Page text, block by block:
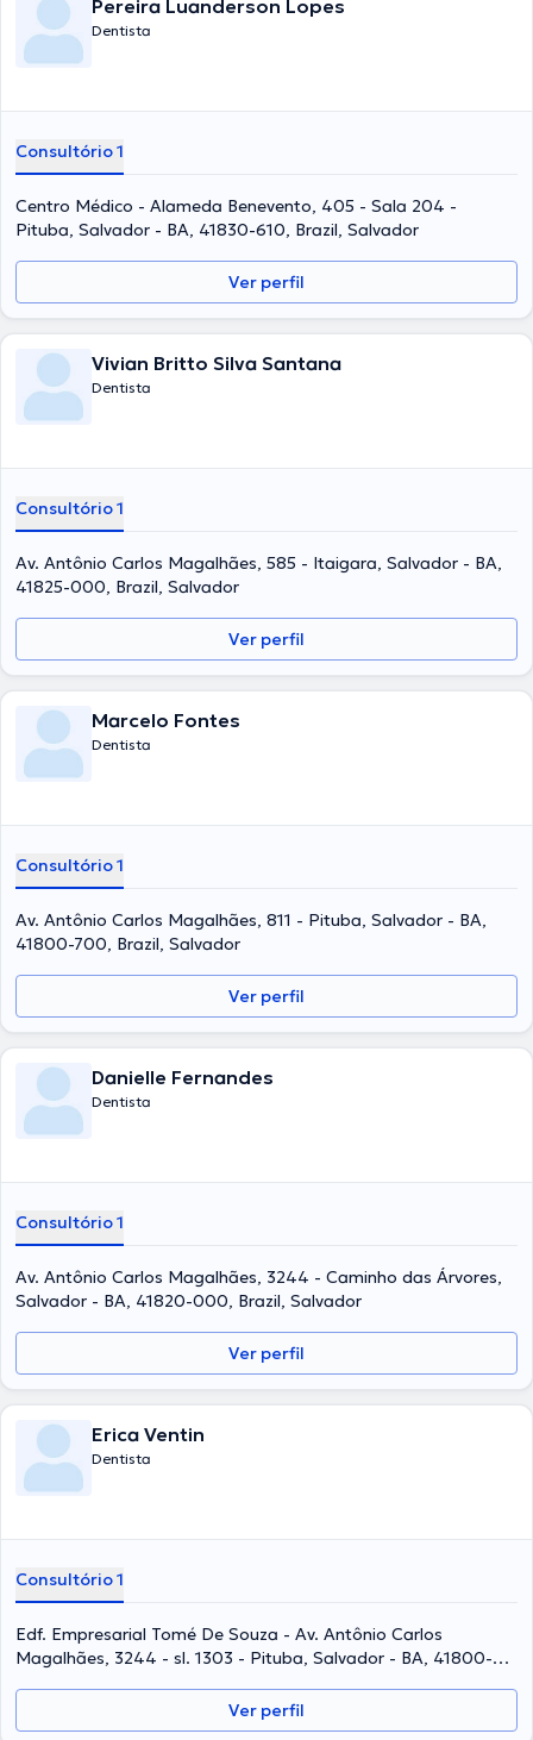
Pereira Luanderson Lopes
Dentista
Consultório 1
Centro Médico - Alameda Benevento, 405 - Sala 204 -
Pituba, Salvador - BA, 41830-610, Brazil, Salvador
Ver perfil
Vivian Britto Silva Santana
Dentista
Consultório 1
Av. Antônio Carlos Magalhães, 585 - Itaigara, Salvador - BA,
41825-000, Brazil, Salvador
Ver perfil
Marcelo Fontes
Dentista
Consultório 1
Av. Antônio Carlos Magalhães, 811 - Pituba, Salvador - BA,
41800-700, Brazil, Salvador
Ver perfil
Danielle Fernandes
Dentista
Consultório 1
Av. Antônio Carlos Magalhães, 3244 - Caminho das Árvores,
Salvador - BA, 41820-000, Brazil, Salvador
Ver perfil
Erica Ventin
Dentista
Consultório 1
Edf. Empresarial Tomé De Souza - Av. Antônio Carlos
Magalhães, 3244 - sl. 1303 - Pituba, Salvador - BA, 41800-
Ver perfil